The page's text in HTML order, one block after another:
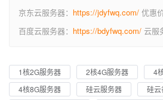
京东云服务器： https://jdyfwq.com/ 优惠
百度云服务器： https://bdyfwq.com/ 云服
1核2G服务器 2核4G服务器
4
4核8G服务器
硅云服务器
硅云